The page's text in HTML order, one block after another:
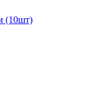
(10шт)